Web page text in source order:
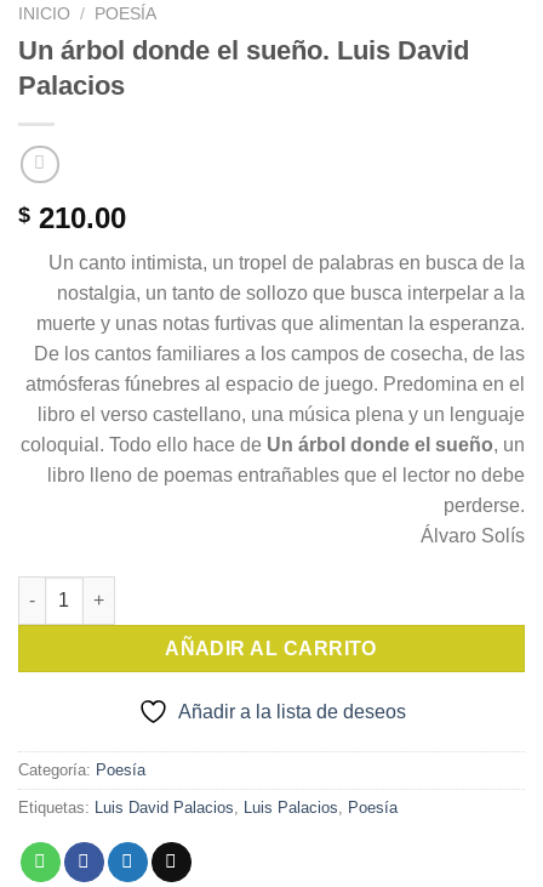
INICIO / POESÍA
Un árbol donde el sueño. Luis David
Palacios
$ 210.00
Un canto intimista, un tropel de palabras en busca de la
nostalgia, un tanto de sollozo que busca interpelar a la
muerte y unas notas furtivas que alimentan la esperanza.
De los cantos familiares a los campos de cosecha, de las
atmósferas fúnebres al espacio de juego. Predomina en el
libro el verso castellano, una música plena y un lenguaje
coloquial. Todo ello hace de Un árbol donde el sueño, un
libro lleno de poemas entrañables que el lector no debe
perderse.
Álvaro Solís
Un árbol donde el sueño. Luis David Palacios cantidad
AÑADIR AL CARRITO
Añadir a la lista de deseos
Categoría: Poesía
Etiquetas: Luis David Palacios, Luis Palacios, Poesía